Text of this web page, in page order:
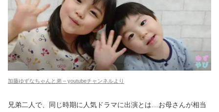
加藤ゆずなちゃんと弟 – youtubeチャンネルより
兄弟二人で、同じ時期に人気ドラマに出演とは…お母さんが相当